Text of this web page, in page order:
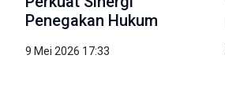
Penegakan Hukum
9 Mei 2026 17:33